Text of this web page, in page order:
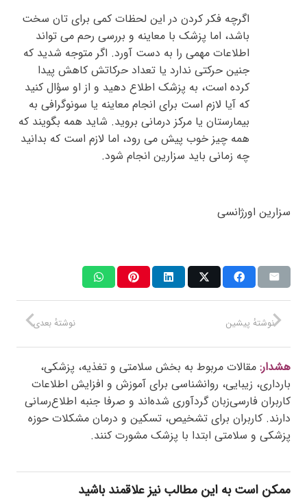
اگرچه فکر کردن در این لحظات کمی برای تان سخت
باشد، اما پزشک با معاینه و بررسی رحم می تواند
اطلاعات مهمی را به دست آورد. اگر متوجه شدید که
جنین حرکتی ندارد یا تعداد حرکاتش کاهش پیدا
کرده است، به پزشک اطلاع دهید و از او سؤال کنید
که آیا لازم است برای انجام معاینه یا سونوگرافی به
بیمارستان یا مرکز درمانی بروید. شاید همه بگویند که
همه چیز خوب پیش می رود، اما لازم است که بدانید
چه زمانی باید سزارین انجام شود.
سزارین اورژانسی
نوشتهٔ بعدی نوشتهٔ پیشین
هشدار: مقالات مربوط به بخش سلامتی و تغذیه، پزشکی،
بارداری، زیبایی، روانشناسی برای آموزش و افزایش اطلاعات
کاربران فارسی‌زبان گردآوری شده‌اند و صرفا جنبه اطلاع‌رسانی
دارند. کاربران برای تشخیص، تسکین و درمان مشکلات حوزه
پزشکی و سلامتی ابتدا با پزشک مشورت کنند.
ممکن است به این مطالب نیز علاقمند باشید